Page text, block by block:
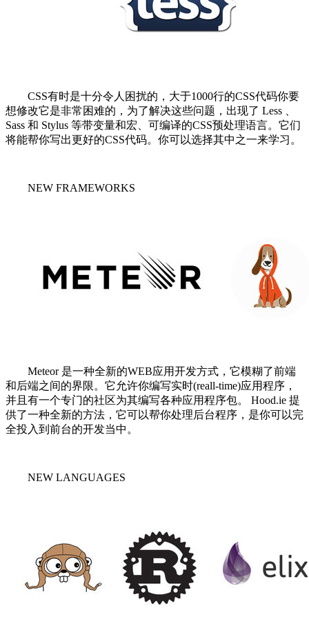
CSS有时是十分令人困扰的，大于1000行的CSS代码你要
想修改它是非常困难的，为了解决这些问题，出现了 Less 、
Sass 和 Stylus 等带变量和宏、可编译的CSS预处理语言。它们
将能帮你写出更好的CSS代码。你可以选择其中之一来学习。
NEW FRAMEWORKS
Meteor 是一种全新的WEB应用开发方式，它模糊了前端
和后端之间的界限。它允许你编写实时(reall-time)应用程序，
并且有一个专门的社区为其编写各种应用程序包。 Hood.ie 提
供了一种全新的方法，它可以帮你处理后台程序，是你可以完
全投入到前台的开发当中。
NEW LANGUAGES